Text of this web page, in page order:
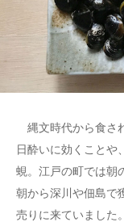
縄文時代から食さ
日酔いに効くことや
蜆。江戸の町では朝
朝から深川や佃島で
売りに来ていました。